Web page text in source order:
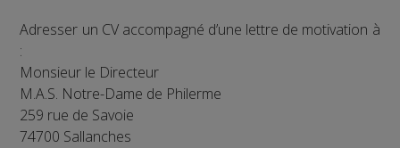
Adresser un CV accompagné d’une lettre de motivation à
:
Monsieur le Directeur
M.A.S. Notre-Dame de Philerme
259 rue de Savoie
74700 Sallanches